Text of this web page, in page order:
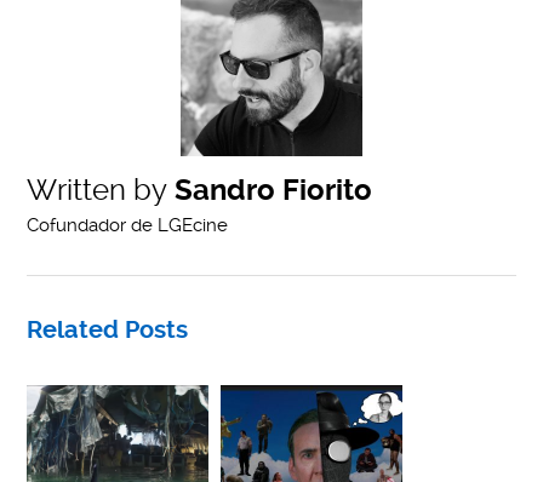
Written by Sandro Fiorito
Cofundador de LGEcine
Related Posts